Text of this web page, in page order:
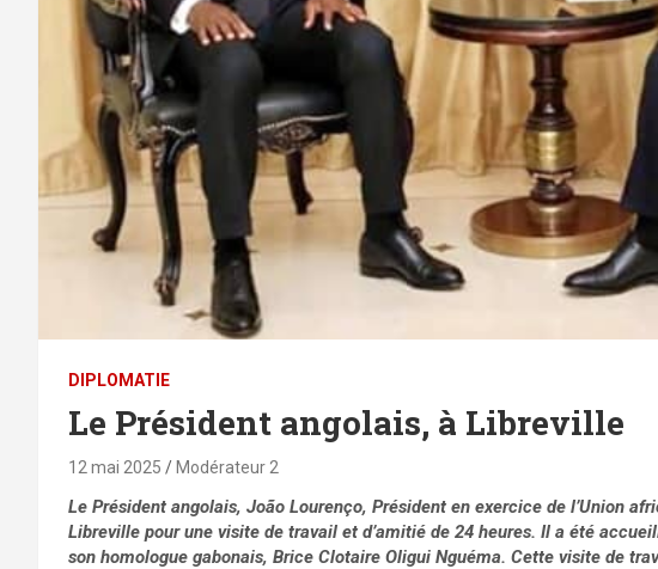
DIPLOMATIE
Le Président angolais, à Libreville
12 mai 2025 Modérateur 2
Le Président angolais, João Lourenço, Président en exercice de l’Union
Libreville pour une visite de travail et d’amitié de 24 heures. Il a été
son homologue gabonais, Brice Clotaire Oligui Nguéma. Cette visite de